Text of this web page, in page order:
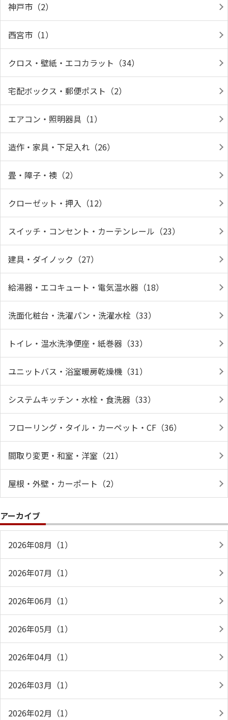
神戸市（2）
西宮市（1）
クロス・壁紙・エコカラット（34）
宅配ボックス・郵便ポスト（2）
エアコン・照明器具（1）
造作・家具・下足入れ（26）
畳・障子・襖（2）
クローゼット・押入（12）
スイッチ・コンセント・カーテンレール（23）
建具・ダイノック（27）
給湯器・エコキュート・電気温水器（18）
洗面化粧台・洗濯パン・洗濯水栓（33）
トイレ・温水洗浄便座・紙巻器（33）
ユニットバス・浴室暖房乾燥機（31）
システムキッチン・水栓・食洗器（33）
フローリング・タイル・カーペット・CF（36）
間取り変更・和室・洋室（21）
屋根・外壁・カーポート（2）
アーカイブ
2026年08月（1）
2026年07月（1）
2026年06月（1）
2026年05月（1）
2026年04月（1）
2026年03月（1）
2026年02月（1）